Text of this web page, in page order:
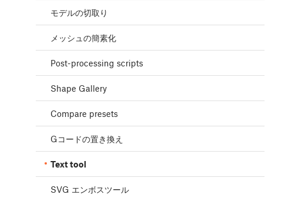
モデルの切取り
メッシュの簡素化
Post-processing scripts
Shape Gallery
Compare presets
Gコードの置き換え
Text tool
SVG エンボスツール